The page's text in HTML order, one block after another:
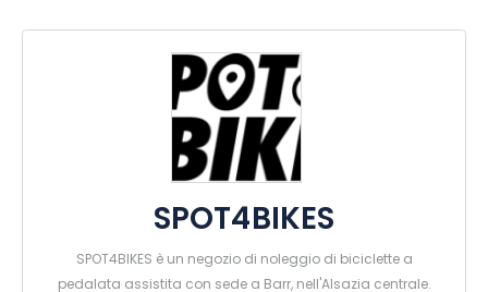
SPOT4BIKES
SPOT4BIKES è un negozio di noleggio di biciclette a
pedalata assistita con sede a Barr, nell'Alsazia centrale.